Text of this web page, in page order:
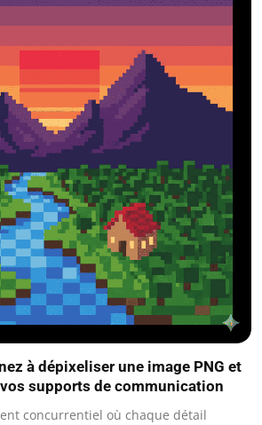
à dépixeliser une image PNG et
supports de communication
concurrentiel où chaque détail